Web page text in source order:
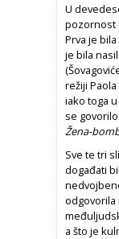
U
pozornost
Prva je
je bila
režiji
iako toga
se
Žena-
Sve te tri
događati
odgovorila
a što je